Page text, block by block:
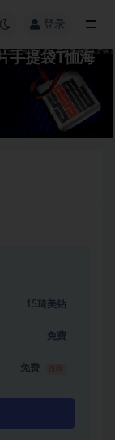
登录
手提袋T恤海
15琦美钻
免费
免费